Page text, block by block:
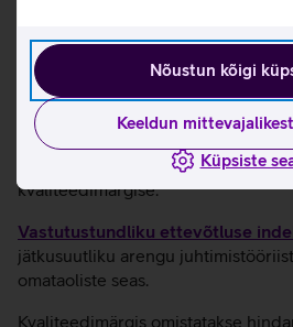
Nõustun kõigi
Keeldun
Küpsiste
Vastutustundliku
Vastutustundliku Ettevõtluse
õigusjärglaseks on Kestliku
väljastanud Telia Eestile kõrgeima
kvaliteedimärgise.
Vastutustundliku ettevõtluse
jätkusuutliku arengu
omataoliste seas.
Kvaliteedimärgis omistatakse